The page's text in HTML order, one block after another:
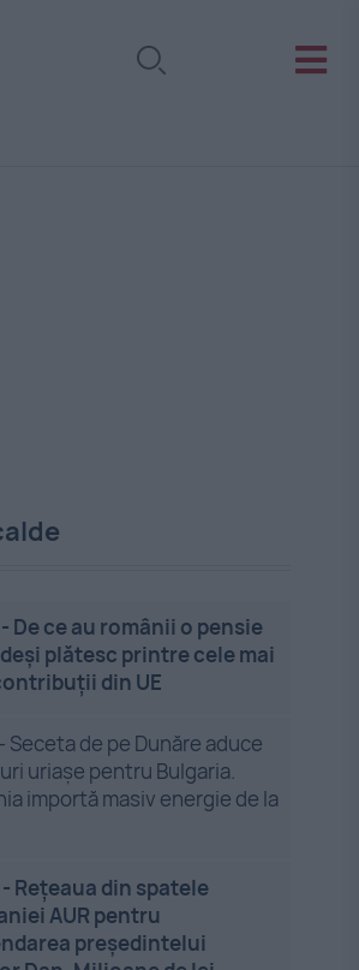
- De ce au românii o pensie
plătesc printre cele mai
din UE
- Seceta de pe Dunăre aduce
uriașe pentru Bulgaria.
importă masiv energie de la
- Rețeaua din spatele
AUR pentru
președintelui